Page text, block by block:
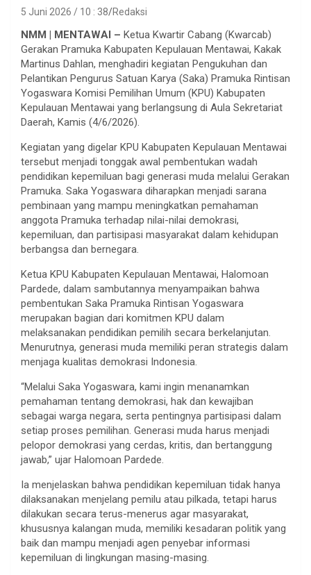
5 Juni 2026 / 10 : 38 Redaksi
NMM | MENTAWAI – Ketua Kwartir Cabang (Kwarcab)
Gerakan Pramuka Kabupaten Kepulauan Mentawai, Kakak
Martinus Dahlan, menghadiri kegiatan Pengukuhan dan
Pelantikan Pengurus Satuan Karya (Saka) Pramuka Rintisan
Yogaswara Komisi Pemilihan Umum (KPU) Kabupaten
Kepulauan Mentawai yang berlangsung di Aula Sekretariat
Daerah, Kamis (4/6/2026).
Kegiatan yang digelar KPU Kabupaten Kepulauan Mentawai
tersebut menjadi tonggak awal pembentukan wadah
pendidikan kepemiluan bagi generasi muda melalui Gerakan
Pramuka. Saka Yogaswara diharapkan menjadi sarana
pembinaan yang mampu meningkatkan pemahaman
anggota Pramuka terhadap nilai-nilai demokrasi,
kepemiluan, dan partisipasi masyarakat dalam kehidupan
berbangsa dan bernegara.
Ketua KPU Kabupaten Kepulauan Mentawai, Halomoan
Pardede, dalam sambutannya menyampaikan bahwa
pembentukan Saka Pramuka Rintisan Yogaswara
merupakan bagian dari komitmen KPU dalam
melaksanakan pendidikan pemilih secara berkelanjutan.
Menurutnya, generasi muda memiliki peran strategis dalam
menjaga kualitas demokrasi Indonesia.
“Melalui Saka Yogaswara, kami ingin menanamkan
pemahaman tentang demokrasi, hak dan kewajiban
sebagai warga negara, serta pentingnya partisipasi dalam
setiap proses pemilihan. Generasi muda harus menjadi
pelopor demokrasi yang cerdas, kritis, dan bertanggung
jawab,” ujar Halomoan Pardede.
Ia menjelaskan bahwa pendidikan kepemiluan tidak hanya
dilaksanakan menjelang pemilu atau pilkada, tetapi harus
dilakukan secara terus-menerus agar masyarakat,
khususnya kalangan muda, memiliki kesadaran politik yang
baik dan mampu menjadi agen penyebar informasi
kepemiluan di lingkungan masing-masing.